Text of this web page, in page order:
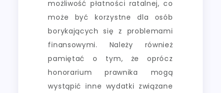
możliwość płatności ratalnej, co
może być korzystne dla osób
borykających się z problemami
finansowymi. Należy również
pamiętać o tym, że oprócz
honorarium prawnika mogą
wystąpić inne wydatki związane